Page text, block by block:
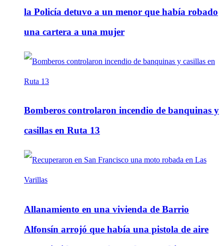
la Policía detuvo a un menor que había robado
una cartera a una mujer
Bomberos controlaron incendio de banquinas y
casillas en Ruta 13
Allanamiento en una vivienda de Barrio
Alfonsín arrojó que había una pistola de aire